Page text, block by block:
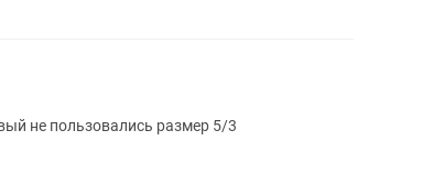
не пользовались размер 5/3